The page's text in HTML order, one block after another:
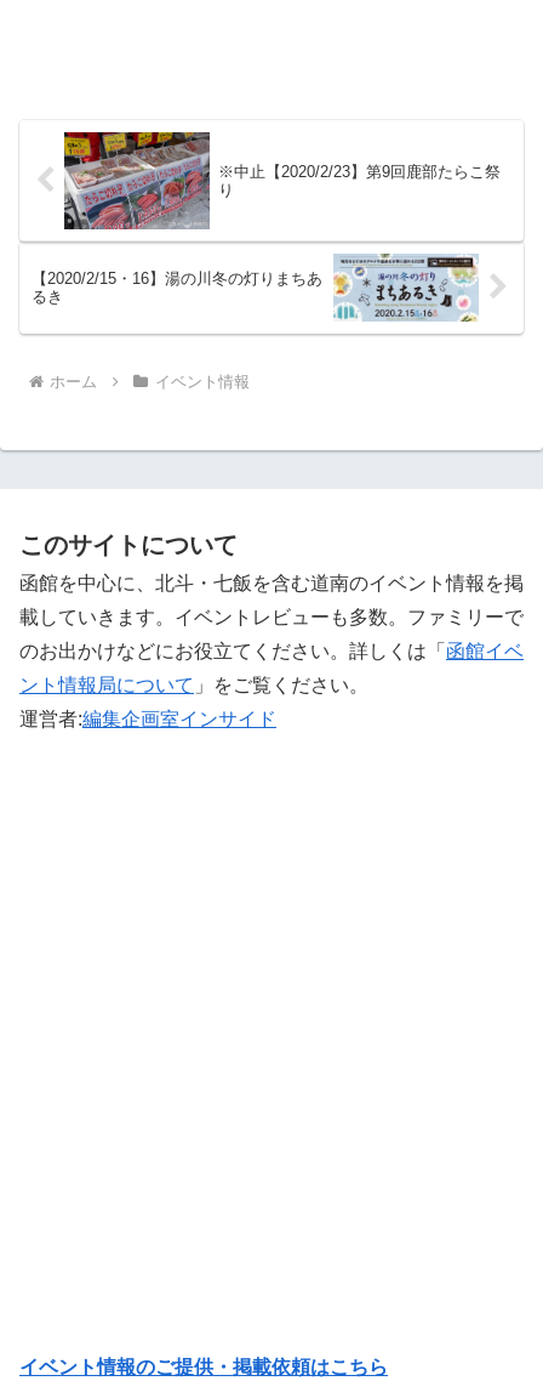
※中止【2020/2/23】第9回鹿部たらこ祭
り
【2020/2/15・16】湯の川冬の灯りまちあ
るき
ホーム イベント情報
このサイトについて
函館を中心に、北斗・七飯を含む道南のイベント情報を掲
載していきます。イベントレビューも多数。ファミリーで
のお出かけなどにお役立てください。詳しくは「 函館イベ
ント情報局について 」をご覧ください。 ‎
運営者:編集企画室インサイド
イベント情報のご提供・掲載依頼はこちら